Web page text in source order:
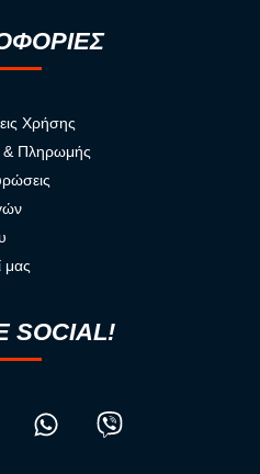
Χρήσης
& Πληρωμής
μας
SOCIAL!